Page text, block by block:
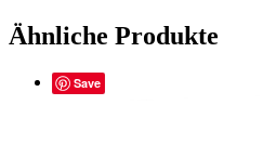
Ähnliche Produkte
Save